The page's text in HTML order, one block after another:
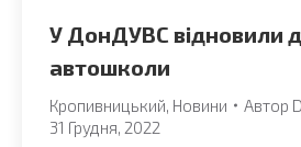
У ДонДУВС відновили
автошколи
Кропивницький Новини Автор
31 Грудня, 2022